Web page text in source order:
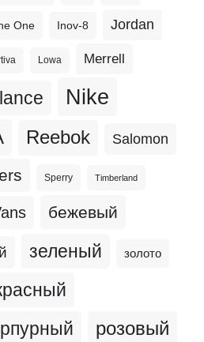
One Inov-8 Jordan
Lowa Merrell
Nike
Reebok Salomon
Sperry Timberland
бежевый
зеленый золото
розовый